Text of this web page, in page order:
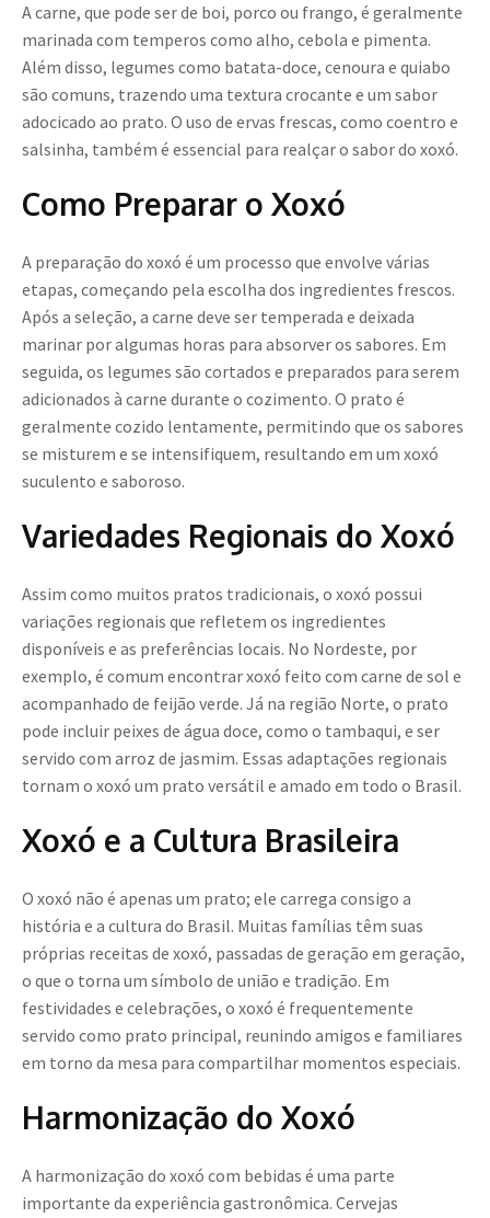
A carne, que pode ser de boi, porco ou frango, é geralmente
marinada com temperos como alho, cebola e pimenta.
Além disso, legumes como batata-doce, cenoura e quiabo
são comuns, trazendo uma textura crocante e um sabor
adocicado ao prato. O uso de ervas frescas, como coentro e
salsinha, também é essencial para realçar o sabor do xoxó.
Como Preparar o Xoxó
A preparação do xoxó é um processo que envolve várias
etapas, começando pela escolha dos ingredientes frescos.
Após a seleção, a carne deve ser temperada e deixada
marinar por algumas horas para absorver os sabores. Em
seguida, os legumes são cortados e preparados para serem
adicionados à carne durante o cozimento. O prato é
geralmente cozido lentamente, permitindo que os sabores
se misturem e se intensifiquem, resultando em um xoxó
suculento e saboroso.
Variedades Regionais do Xoxó
Assim como muitos pratos tradicionais, o xoxó possui
variações regionais que refletem os ingredientes
disponíveis e as preferências locais. No Nordeste, por
exemplo, é comum encontrar xoxó feito com carne de sol e
acompanhado de feijão verde. Já na região Norte, o prato
pode incluir peixes de água doce, como o tambaqui, e ser
servido com arroz de jasmim. Essas adaptações regionais
tornam o xoxó um prato versátil e amado em todo o Brasil.
Xoxó e a Cultura Brasileira
O xoxó não é apenas um prato; ele carrega consigo a
história e a cultura do Brasil. Muitas famílias têm suas
próprias receitas de xoxó, passadas de geração em geração,
o que o torna um símbolo de união e tradição. Em
festividades e celebrações, o xoxó é frequentemente
servido como prato principal, reunindo amigos e familiares
em torno da mesa para compartilhar momentos especiais.
Harmonização do Xoxó
A harmonização do xoxó com bebidas é uma parte
importante da experiência gastronômica. Cervejas